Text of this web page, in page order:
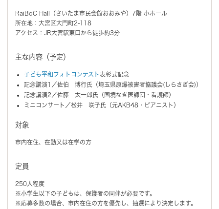
RaiBoC Hall（さいたま市民会館おおみや）7階 小ホール
所在地：大宮区大門町2-118
アクセス：JR大宮駅東口から徒歩約3分
主な内容（予定）
子ども平和フォトコンテスト表彰式記念
記念講演1／佐伯 博行氏（埼玉県原爆被害者協議会(しらさぎ会)）
記念講演2／佐藤 太一郎氏（国境なき医師団・看護師）
ミニコンサート／松井 咲子氏（元AKB48・ピアニスト）
対象
市内在住、在勤又は在学の方
定員
250人程度
※小学生以下の子どもは、保護者の同伴が必要です。
※応募多数の場合、市内在住の方を優先し、抽選により決定します。